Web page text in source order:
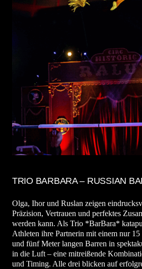
TRIO BARBARA – RUSSIAN
Olga, Ihor und Ruslan zeigen
Präzision, Vertrauen und perfektes
werden kann. Als Trio *BarBara*
Athleten ihre Partnerin mit einem nur 15
und fünf Meter langen Barren in
in die Luft – eine mitreißende
und Timing. Alle drei blicken auf